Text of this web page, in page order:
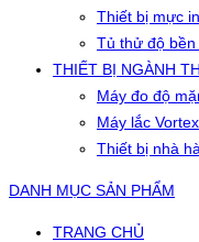
Thiết bị mực in
Tủ thử độ bền
THIẾT BỊ NGÀNH
Máy đo độ
Máy lắc Vortex
Thiết bị nhà
DANH MỤC SẢN PHẨM
TRANG CHỦ